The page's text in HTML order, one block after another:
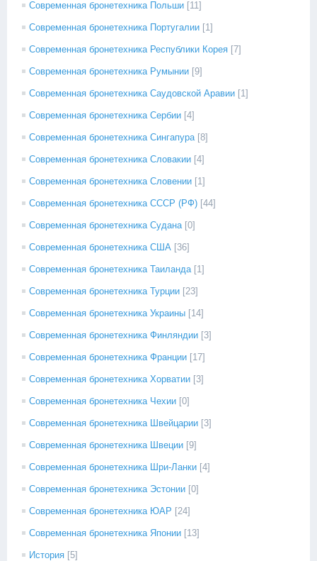
Современная бронетехника Польши [11]
Современная бронетехника Португалии [1]
Современная бронетехника Республики Корея [7]
Современная бронетехника Румынии [9]
Современная бронетехника Саудовской Аравии [1]
Современная бронетехника Сербии [4]
Современная бронетехника Сингапура [8]
Современная бронетехника Словакии [4]
Современная бронетехника Словении [1]
Современная бронетехника СССР (РФ) [44]
Современная бронетехника Судана [0]
Современная бронетехника США [36]
Современная бронетехника Таиланда [1]
Современная бронетехника Турции [23]
Современная бронетехника Украины [14]
Современная бронетехника Финляндии [3]
Современная бронетехника Франции [17]
Современная бронетехника Хорватии [3]
Современная бронетехника Чехии [0]
Современная бронетехника Швейцарии [3]
Современная бронетехника Швеции [9]
Современная бронетехника Шри-Ланки [4]
Современная бронетехника Эстонии [0]
Современная бронетехника ЮАР [24]
Современная бронетехника Японии [13]
История [5]